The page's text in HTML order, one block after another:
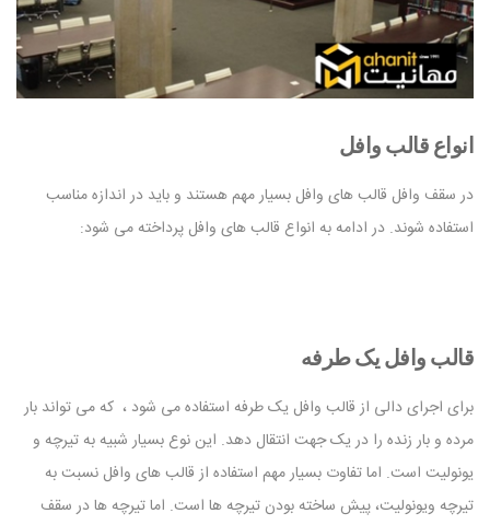
انواع قالب وافل
در سقف وافل قالب های وافل بسیار مهم هستند و باید در اندازه مناسب
استفاده شوند. در ادامه به انواع قالب های وافل پرداخته می شود:
قالب وافل یک طرفه
برای اجرای دالی از قالب وافل یک طرفه استفاده می شود ، که می تواند بار
مرده و بار زنده را در یک جهت انتقال دهد. این نوع بسیار شبیه به تیرچه و
یونولیت است. اما تفاوت بسیار مهم استفاده از قالب های وافل نسبت به
تیرچه ویونولیت، پیش ساخته بودن تیرچه ها است. اما تیرچه ها در سقف